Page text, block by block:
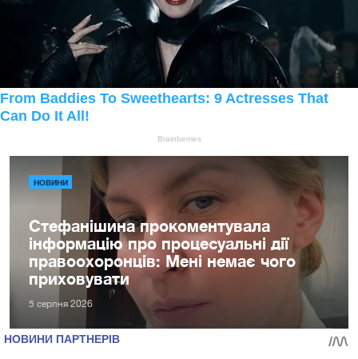
НОВИНИ
Стефанішина прокоментувала
інформацію про процесуальні дії
правоохоронців: Мені немає чого
приховувати
5 серпня 2026